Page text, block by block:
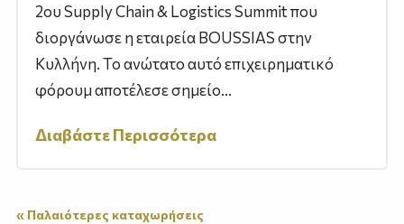
2ου Supply Chain & Logistics Summit που
διοργάνωσε η εταιρεία BOUSSIAS στην
Κυλλήνη. Το ανώτατο αυτό επιχειρηματικό
φόρουμ αποτέλεσε σημείο...
Διαβάστε Περισσότερα
« Παλαιότερες καταχωρήσεις